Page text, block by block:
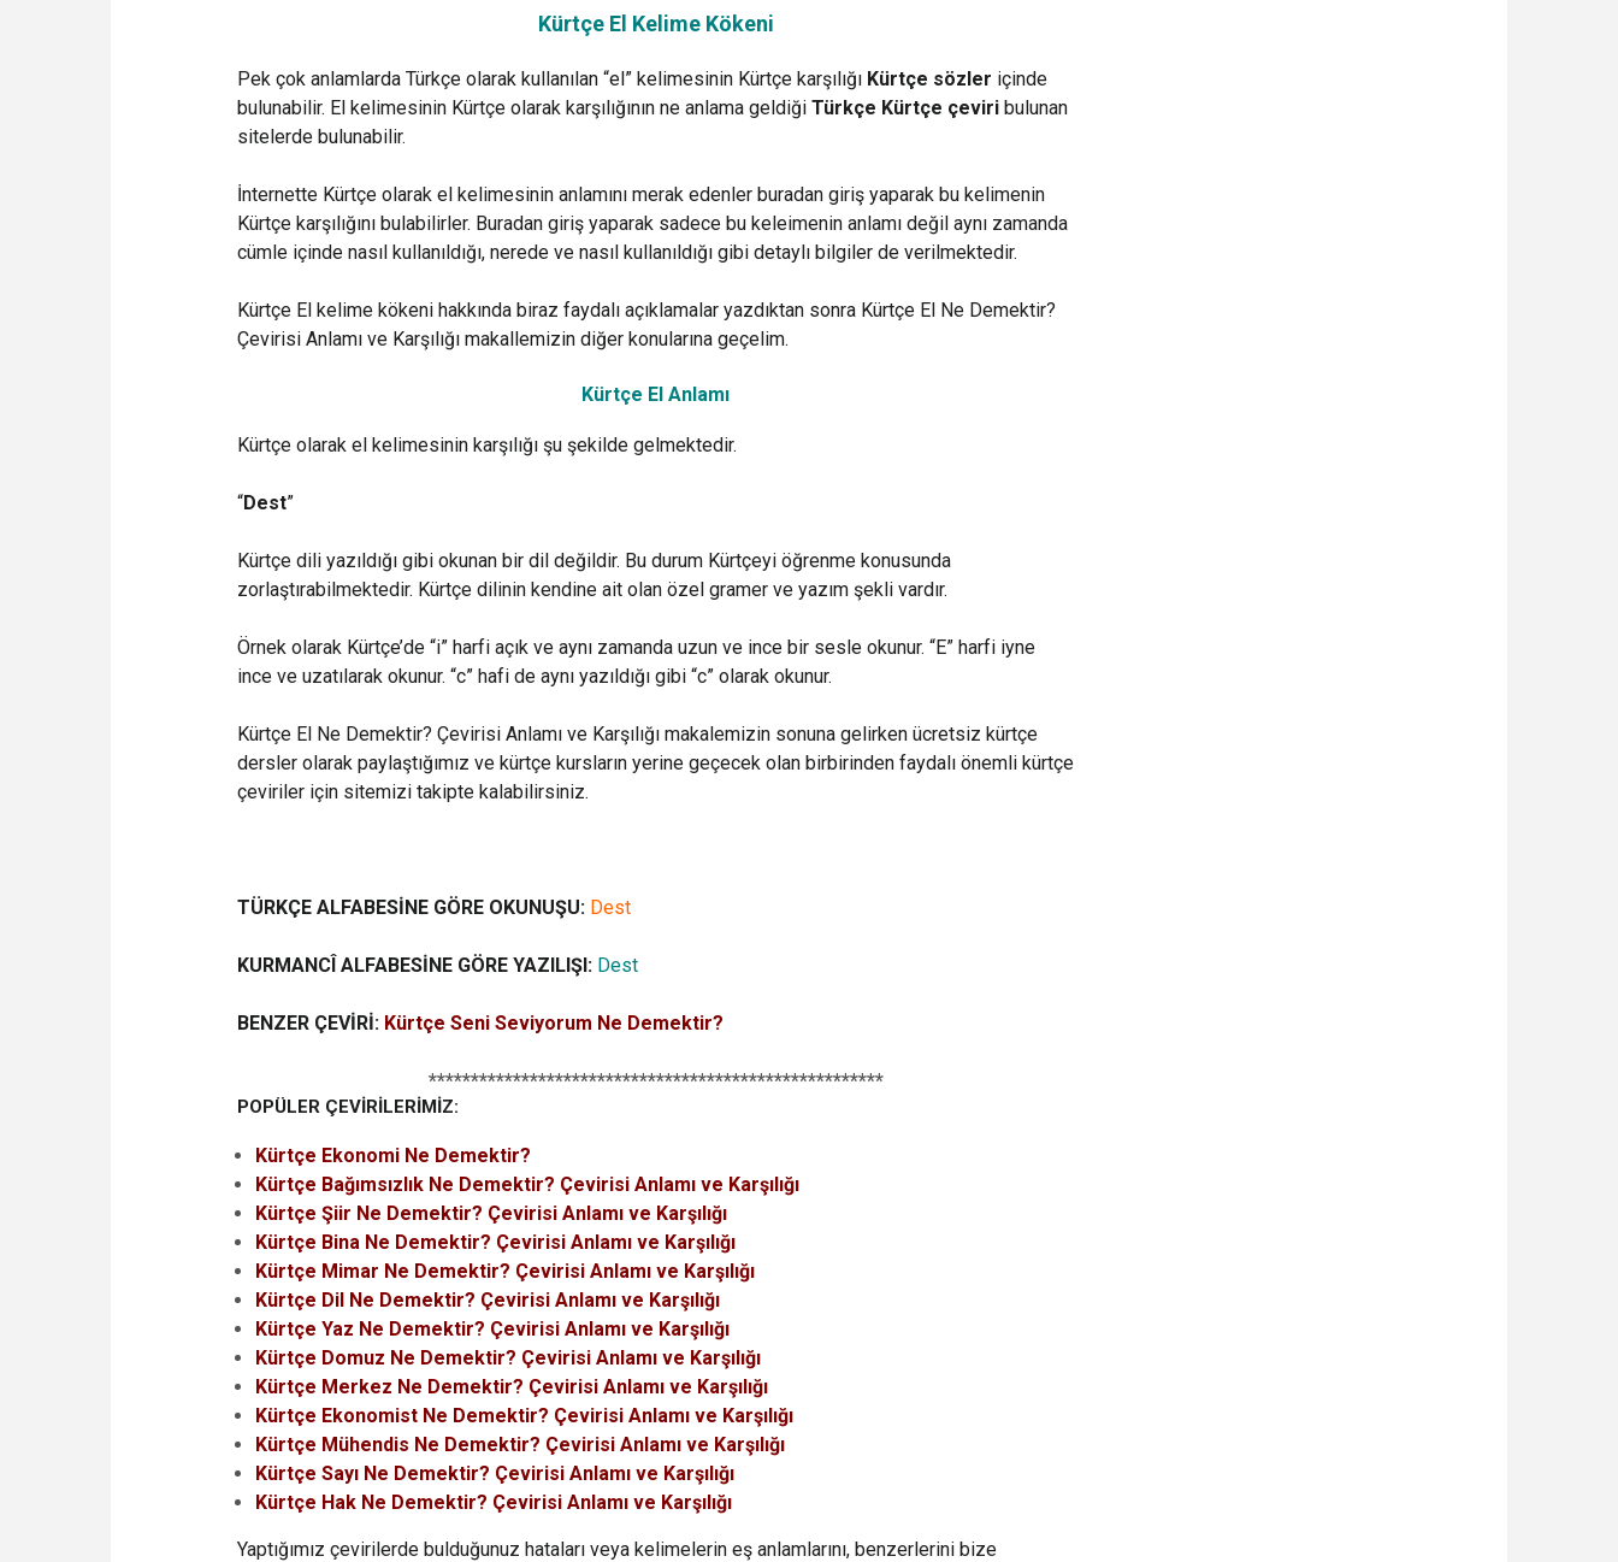
Kürtçe El Kelime Kökeni
Pek çok anlamlarda Türkçe olarak kullanılan “el” kelimesinin Kürtçe karşılığı Kürtçe sözler içinde
bulunabilir. El kelimesinin Kürtçe olarak karşılığının ne anlama geldiği Türkçe Kürtçe çeviri bulunan
sitelerde bulunabilir.
İnternette Kürtçe olarak el kelimesinin anlamını merak edenler buradan giriş yaparak bu kelimenin
Kürtçe karşılığını bulabilirler. Buradan giriş yaparak sadece bu keleimenin anlamı değil aynı zamanda
cümle içinde nasıl kullanıldığı, nerede ve nasıl kullanıldığı gibi detaylı bilgiler de verilmektedir.
Kürtçe El kelime kökeni hakkında biraz faydalı açıklamalar yazdıktan sonra Kürtçe El Ne Demektir?
Çevirisi Anlamı ve Karşılığı makallemizin diğer konularına geçelim.
Kürtçe El Anlamı
Kürtçe olarak el kelimesinin karşılığı şu şekilde gelmektedir.
“Dest”
Kürtçe dili yazıldığı gibi okunan bir dil değildir. Bu durum Kürtçeyi öğrenme konusunda
zorlaştırabilmektedir. Kürtçe dilinin kendine ait olan özel gramer ve yazım şekli vardır.
Örnek olarak Kürtçe’de “i” harfi açık ve aynı zamanda uzun ve ince bir sesle okunur. “E” harfi iyne
ince ve uzatılarak okunur. “c” hafi de aynı yazıldığı gibi “c” olarak okunur.
Kürtçe El Ne Demektir? Çevirisi Anlamı ve Karşılığı makalemizin sonuna gelirken ücretsiz kürtçe
dersler olarak paylaştığımız ve kürtçe kursların yerine geçecek olan birbirinden faydalı önemli kürtçe
çeviriler için sitemizi takipte kalabilirsiniz.
TÜRKÇE ALFABESİNE GÖRE OKUNUŞU: Dest
KURMANCÎ ALFABESİNE GÖRE YAZILIŞI: Dest
BENZER ÇEVİRİ: Kürtçe Seni Seviyorum Ne Demektir?
******************************************************
POPÜLER ÇEVİRİLERİMİZ:
Kürtçe Ekonomi Ne Demektir?
Kürtçe Bağımsızlık Ne Demektir? Çevirisi Anlamı ve Karşılığı
Kürtçe Şiir Ne Demektir? Çevirisi Anlamı ve Karşılığı
Kürtçe Bina Ne Demektir? Çevirisi Anlamı ve Karşılığı
Kürtçe Mimar Ne Demektir? Çevirisi Anlamı ve Karşılığı
Kürtçe Dil Ne Demektir? Çevirisi Anlamı ve Karşılığı
Kürtçe Yaz Ne Demektir? Çevirisi Anlamı ve Karşılığı
Kürtçe Domuz Ne Demektir? Çevirisi Anlamı ve Karşılığı
Kürtçe Merkez Ne Demektir? Çevirisi Anlamı ve Karşılığı
Kürtçe Ekonomist Ne Demektir? Çevirisi Anlamı ve Karşılığı
Kürtçe Mühendis Ne Demektir? Çevirisi Anlamı ve Karşılığı
Kürtçe Sayı Ne Demektir? Çevirisi Anlamı ve Karşılığı
Kürtçe Hak Ne Demektir? Çevirisi Anlamı ve Karşılığı
Yaptığımız çevirilerde bulduğunuz hataları veya kelimelerin eş anlamlarını, benzerlerini bize